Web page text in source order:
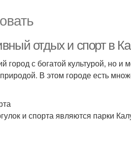
отдых и спорт в
город с богатой культурой, но
В этом городе есть
и спорта являются парки